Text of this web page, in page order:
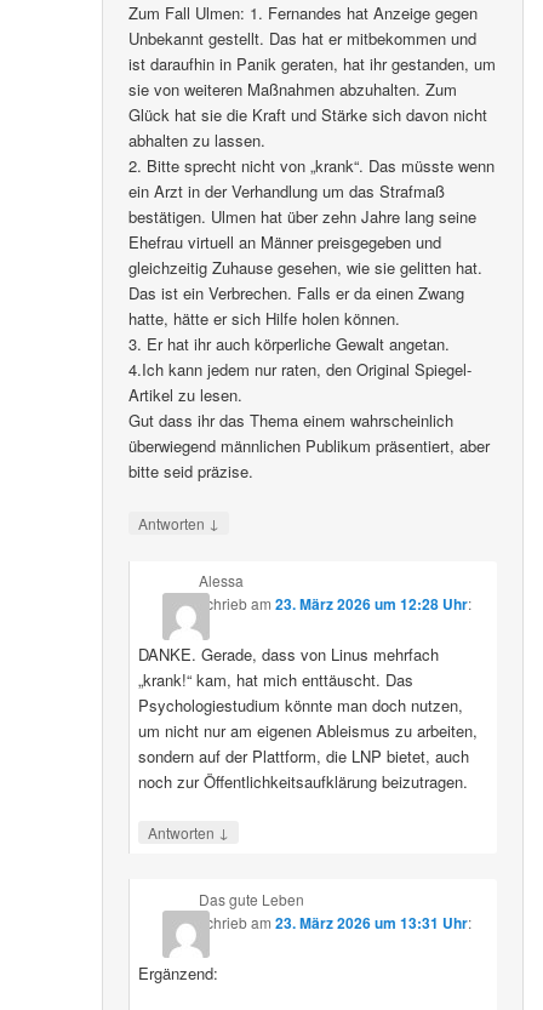
Zum Fall Ulmen: 1. Fernandes hat Anzeige gegen
Unbekannt gestellt. Das hat er mitbekommen und
ist daraufhin in Panik geraten, hat ihr gestanden, um
sie von weiteren Maßnahmen abzuhalten. Zum
Glück hat sie die Kraft und Stärke sich davon nicht
abhalten zu lassen.
2. Bitte sprecht nicht von „krank“. Das müsste wenn
ein Arzt in der Verhandlung um das Strafmaß
bestätigen. Ulmen hat über zehn Jahre lang seine
Ehefrau virtuell an Männer preisgegeben und
gleichzeitig Zuhause gesehen, wie sie gelitten hat.
Das ist ein Verbrechen. Falls er da einen Zwang
hatte, hätte er sich Hilfe holen können.
3. Er hat ihr auch körperliche Gewalt angetan.
4.Ich kann jedem nur raten, den Original Spiegel-
Artikel zu lesen.
Gut dass ihr das Thema einem wahrscheinlich
überwiegend männlichen Publikum präsentiert, aber
bitte seid präzise.
Antworten ↓
Alessa
schriebam 23. März 2026 um 12:28 Uhr:
DANKE. Gerade, dass von Linus mehrfach
„krank!“ kam, hat mich enttäuscht. Das
Psychologiestudium könnte man doch nutzen,
um nicht nur am eigenen Ableismus zu arbeiten,
sondern auf der Plattform, die LNP bietet, auch
noch zur Öffentlichkeitsaufklärung beizutragen.
Antworten ↓
Das gute Leben
schriebam 23. März 2026 um 13:31 Uhr:
Ergänzend: